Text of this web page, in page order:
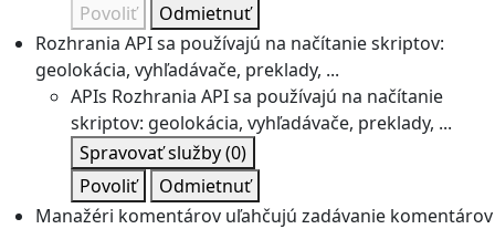
Povoliť
Odmietnuť
Rozhrania API sa používajú na načítanie skriptov:
geolokácia, vyhľadávače, preklady, ...
APIs Rozhrania API sa používajú na načítanie
skriptov: geolokácia, vyhľadávače, preklady, ...
Spravovať služby(0)
Povoliť
Odmietnuť
Manažéri komentárov uľahčujú zadávanie komentárov